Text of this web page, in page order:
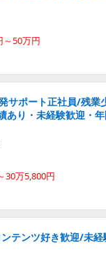
～50万円
サポート正社員/残業
あり・未経験歓迎・
30万5,800円
テンツ好き歓迎/未